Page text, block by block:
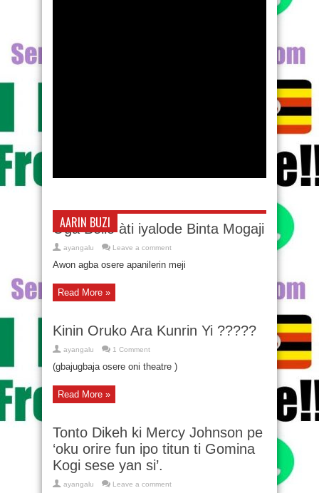
AARIN BUZI
Oga Bello àti iyalode Binta Mogaji
ayangalu Leave a comment
Awon agba osere apanilerin meji
Read More »
Kinin Oruko Ara Kunrin Yi ?????
ayangalu 1 Comment
(gbajugbaja osere oni theatre )
Read More »
Tonto Dikeh ki Mercy Johnson pe
‘oku orire fun ipo titun ti Gomina
Kogi sese yan si’.
ayangalu Leave a comment